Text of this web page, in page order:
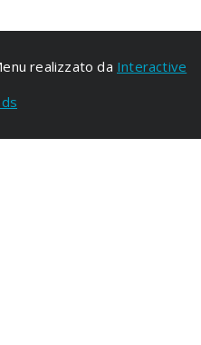
realizzato da Interactive